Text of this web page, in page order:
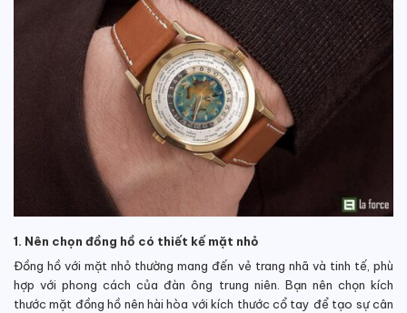
1. Nên chọn đồng hồ có thiết kế mặt nhỏ
Đồng hồ với mặt nhỏ thường mang đến vẻ trang nhã và tinh tế, phù
hợp với phong cách của đàn ông trung niên. Bạn nên chọn kích
thước mặt đồng hồ nên hài hòa với kích thước cổ tay để tạo sự cân